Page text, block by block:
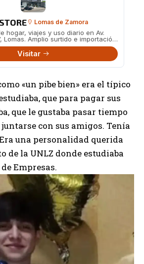
Lomas de Zamora
hogar, viajes y uso diario en Av.
Lomas. Amplio surtido e importación
directa.
Visitar
«un pibe bien» era el típico
que para pagar sus
que le gustaba pasar tiempo
con sus amigos. Tenía
una personalidad querida
de la UNLZ donde estudiaba
Empresas.